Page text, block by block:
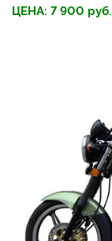
ЦЕНА: 7 900 руб.